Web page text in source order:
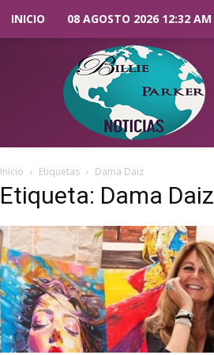
INICIO 08 AGOSTO 2026 12:32 AM
Parker
Noticias
Inicio Etiquetas Dama Daiz
Etiqueta: Dama Daiz